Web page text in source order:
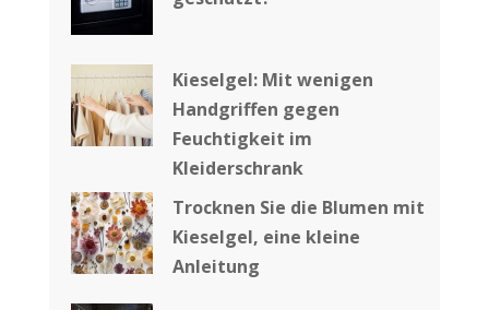
Kieselgel: Mit wenigen
Handgriffen gegen
Feuchtigkeit im
Kleiderschrank
Trocknen Sie die Blumen mit
Kieselgel, eine kleine
Anleitung